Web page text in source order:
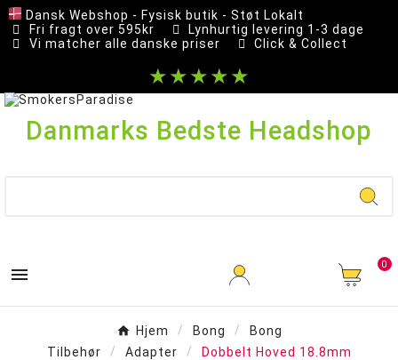
Dansk Webshop - Fysisk butik - Støt Lokalt
Fri fragt over 595kr
Lynhurtig levering 1-3 dage
Vi matcher alle danske priser
Click & Collect
★★★★★
Danmarks Bedste Headshop
 0
Hjem Bong
Bong
Tilbehør
Adapter Dobbelt Hoved 18.8mm